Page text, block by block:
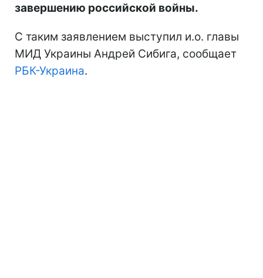
завершению российской войны.
С таким заявлением выступил и.о. главы
МИД Украины Андрей Сибига, сообщает
РБК-Украина.